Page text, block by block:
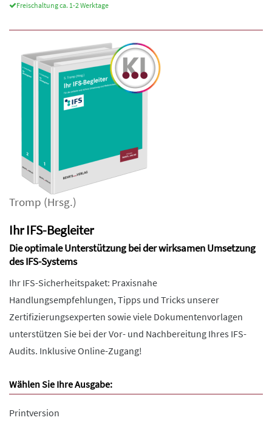
Freischaltung ca. 1-2 Werktage
Tromp (Hrsg.)
Ihr IFS-Begleiter
Die optimale Unterstützung bei der wirksamen Umsetzung
des IFS-Systems
Ihr IFS-Sicherheitspaket: Praxisnahe
Handlungsempfehlungen, Tipps und Tricks unserer
Zertifizierungsexperten sowie viele Dokumentenvorlagen
unterstützen Sie bei der Vor- und Nachbereitung Ihres IFS-
Audits. Inklusive Online-Zugang!
Wählen Sie Ihre Ausgabe:
Printversion